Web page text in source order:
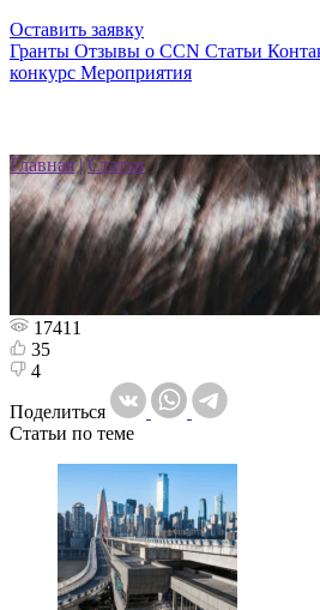
Оставить заявку
Гранты Отзывы о CCN Статьи
конкурс Мероприятия
Главная|Статьи
17411
35
4
Поделиться
Статьи по теме